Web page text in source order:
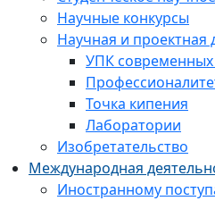
Научные конкурсы
Научная и проектная
УПК современных
Точка кипения
Лаборатории
Изобретательство
Международная
Иностранному